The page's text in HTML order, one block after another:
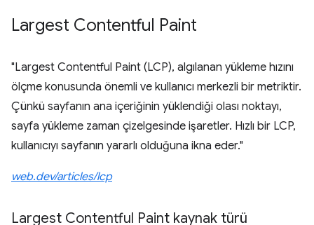
Largest Contentful Paint
"Largest Contentful Paint (LCP), algılanan yükleme hızını
ölçme konusunda önemli ve kullanıcı merkezli bir metriktir.
Çünkü sayfanın ana içeriğinin yüklendiği olası noktayı,
sayfa yükleme zaman çizelgesinde işaretler. Hızlı bir LCP,
kullanıcıyı sayfanın yararlı olduğuna ikna eder."
web.dev/articles/lcp
Largest Contentful Paint kaynak türü